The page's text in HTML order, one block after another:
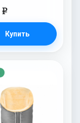
e
Купить